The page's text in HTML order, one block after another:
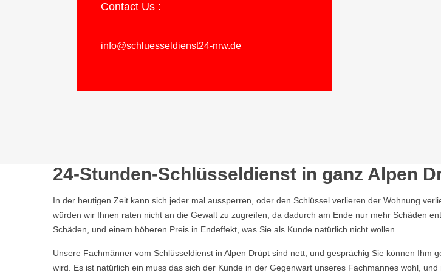
Contact Us :
info@schluesseldienst24-nrw.de
24-Stunden-Schlüsseldienst in ganz Alpen
In der heutigen Zeit kann sich jeder mal aussperren, oder den Schlüssel verlieren der Wohnung
würden wir Ihnen raten nicht an die Gewalt zu zugreifen, da dadurch am Ende nur mehr Schäden
Schäden, und einem höheren Preis in Endeffekt, was Sie als Kunde natürlich nicht wollen.
Unsere Fachmänner vom Schlüsseldienst in Alpen Drüpt sind nett, und gesprächig Sie können
wird. Es ist natürlich ein muss das sich der Kunde in der Gegenwart unseres Fachmannes wohl,